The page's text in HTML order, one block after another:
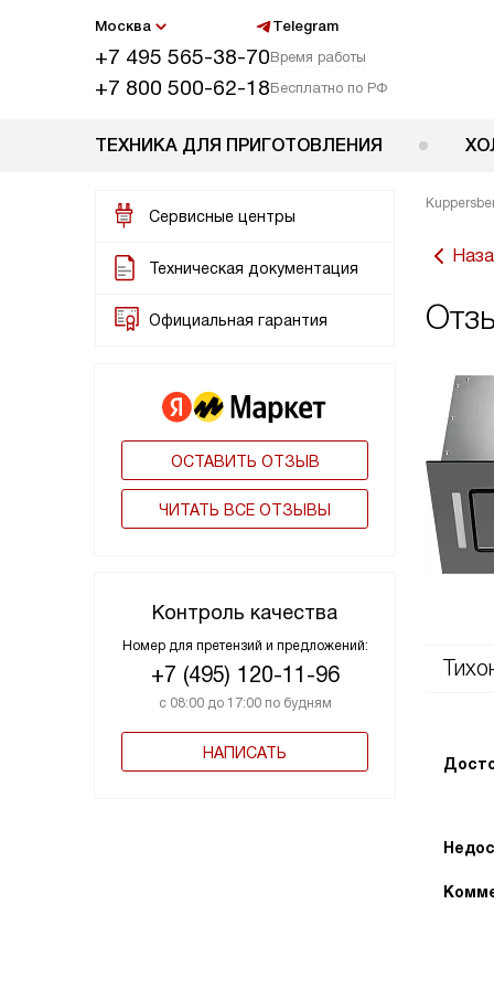
Москва Telegram
+7 495 565-38-70Время работы
+7 800 500-62-18Бесплатно по РФ
ТЕХНИКА ДЛЯ ПРИГОТОВЛЕНИЯ
Сервисные центры
Техническая документация
Официальная гарантия
ОСТАВИТЬ ОТЗЫВ
ЧИТАТЬ ВСЕ ОТЗЫВЫ
Контроль качества
Номер для претензий и предложений:
+7 (495) 120-11-96
с 08:00 до 17:00 по будням
НАПИСАТЬ